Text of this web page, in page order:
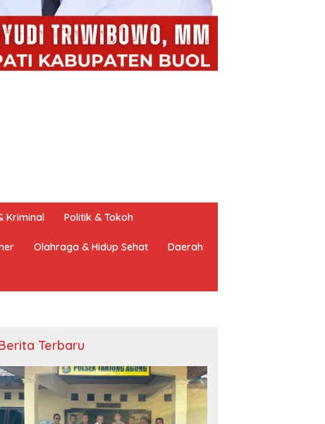
Kriminal Politik & Tokoh
Olahraga & Hidup Sehat Daerah
Terbaru